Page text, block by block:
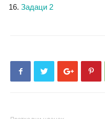
Задаци 2